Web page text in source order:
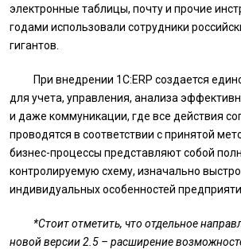
электронные таблицы, почту и прочие
годами использовали сотрудники
гигантов.
При внедрении 1С:ERP создается
для учета, управления, анализа
и даже коммуникации, где все действия
проводятся в соответствии с принятой
бизнес-процессы представляют собой
контролируемую схему, изначально
индивидуальных особенностей
*Стоит отметить, что отдельное
новой версии 2.5 – расширение